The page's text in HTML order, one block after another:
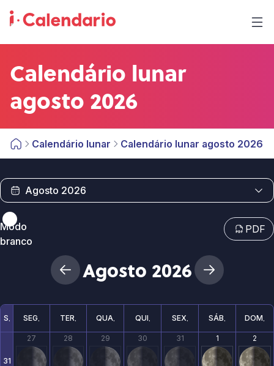
Calendário lunar
agosto 2026
Calendário lunar Calendário lunar agosto 2026
Agosto 2026
Modo
branco
PDF
S SEG TER QUA QUI SEX SÁB DOM
31
27 28 29 30 31 1 2